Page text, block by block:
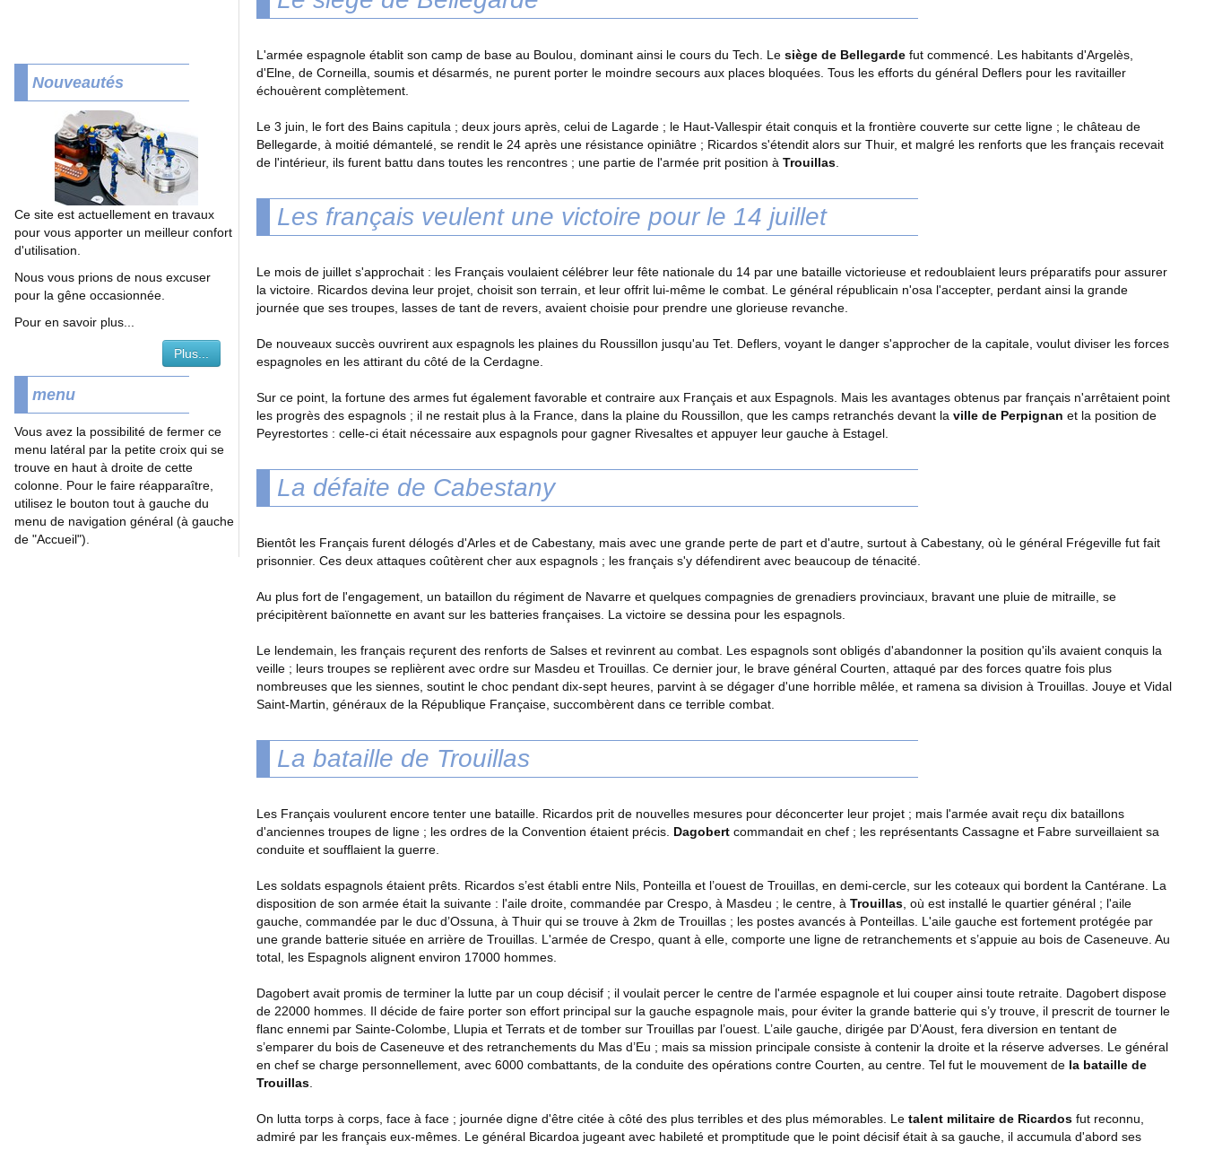
Nouveautés
Ce site est actuellement en travaux
pour vous apporter un meilleur confort
d'utilisation.
Nous vous prions de nous excuser
pour la gêne occasionnée.
Pour en savoir plus...
Plus...
menu
Vous avez la possibilité de fermer ce
menu latéral par la petite croix qui se
trouve en haut à droite de cette
colonne. Pour le faire réapparaître,
utilisez le bouton tout à gauche du
menu de navigation général (à gauche
de "Accueil").
L'armée espagnole établit son camp de base au Boulou, dominant ainsi le cours du Tech. Le siège de Bellegarde fut commencé. Les habitants d'Argelès,
d'Elne, de Corneilla, soumis et désarmés, ne purent porter le moindre secours aux places bloquées. Tous les efforts du général Deflers pour les ravitailler
échouèrent complètement.
Le 3 juin, le fort des Bains capitula ; deux jours après, celui de Lagarde ; le Haut-Vallespir était conquis et la frontière couverte sur cette ligne ; le château de
Bellegarde, à moitié démantelé, se rendit le 24 après une résistance opiniâtre ; Ricardos s'étendit alors sur Thuir, et malgré les renforts que les français recevait
de l'intérieur, ils furent battu dans toutes les rencontres ; une partie de l'armée prit position à Trouillas
Les français veulent une victoire pour le 14 juillet
Le mois de juillet s'approchait : les Français voulaient célébrer leur fête nationale du 14 par une bataille victorieuse et redoublaient leurs préparatifs pour assurer
la victoire. Ricardos devina leur projet, choisit son terrain, et leur offrit lui-même le combat. Le général républicain n'osa l'accepter, perdant ainsi la grande
journée que ses troupes, lasses de tant de revers, avaient choisie pour prendre une glorieuse revanche.
De nouveaux succès ouvrirent aux espagnols les plaines du Roussillon jusqu'au Tet. Deflers, voyant le danger s'approcher de la capitale, voulut diviser les forces
espagnoles en les attirant du côté de la Cerdagne.
Sur ce point, la fortune des armes fut également favorable et contraire aux Français et aux Espagnols. Mais les avantages obtenus par français n'arrêtaient point
les progrès des espagnols ; il ne restait plus à la France, dans la plaine du Roussillon, que les camps retranchés devant la ville de Perpignan et la position de
Peyrestortes : celle-ci était nécessaire aux espagnols pour gagner Rivesaltes et appuyer leur gauche à Estagel.
La défaite de Cabestany
Bientôt les Français furent délogés d'Arles et de Cabestany, mais avec une grande perte de part et d'autre, surtout à Cabestany, où le général Frégeville fut fait
prisonnier. Ces deux attaques coûtèrent cher aux espagnols ; les français s'y défendirent avec beaucoup de ténacité.
Au plus fort de l'engagement, un bataillon du régiment de Navarre et quelques compagnies de grenadiers provinciaux, bravant une pluie de mitraille, se
précipitèrent baïonnette en avant sur les batteries françaises. La victoire se dessina pour les espagnols.
Le lendemain, les français reçurent des renforts de Salses et revinrent au combat. Les espagnols sont obligés d'abandonner la position qu'ils avaient conquis la
veille ; leurs troupes se replièrent avec ordre sur Masdeu et Trouillas. Ce dernier jour, le brave général Courten, attaqué par des forces quatre fois plus
nombreuses que les siennes, soutint le choc pendant dix-sept heures, parvint à se dégager d'une horrible mêlée, et ramena sa division à Trouillas. Jouye et Vidal
Saint-Martin, généraux de la République Française, succombèrent dans ce terrible combat.
La bataille de Trouillas
Les Français voulurent encore tenter une bataille. Ricardos prit de nouvelles mesures pour déconcerter leur projet ; mais l'armée avait reçu dix bataillons
d'anciennes troupes de ligne ; les ordres de la Convention étaient précis. Dagobert commandait en chef ; les représentants Cassagne et Fabre surveillaient sa
conduite et soufflaient la guerre.
Les soldats espagnols étaient prêts. Ricardos s’est établi entre Nils, Ponteilla et l’ouest de Trouillas, en demi-cercle, sur les coteaux qui bordent la Cantérane. La
disposition de son armée était la suivante : l'aile droite, commandée par Crespo, à Masdeu ; le centre, à Trouillas , où est installé le quartier général ; l'aile
gauche, commandée par le duc d’Ossuna, à Thuir qui se trouve à 2km de Trouillas ; les postes avancés à Ponteillas. L'aile gauche est fortement protégée par
une grande batterie située en arrière de Trouillas. L'armée de Crespo, quant à elle, comporte une ligne de retranchements et s’appuie au bois de Caseneuve. Au
total, les Espagnols alignent environ 17000 hommes.
Dagobert avait promis de terminer la lutte par un coup décisif ; il voulait percer le centre de l'armée espagnole et lui couper ainsi toute retraite. Dagobert dispose
de 22000 hommes. Il décide de faire porter son effort principal sur la gauche espagnole mais, pour éviter la grande batterie qui s’y trouve, il prescrit de tourner le
flanc ennemi par Sainte-Colombe, Llupia et Terrats et de tomber sur Trouillas par l’ouest. L’aile gauche, dirigée par D’Aoust, fera diversion en tentant de
s’emparer du bois de Caseneuve et des retranchements du Mas d’Eu ; mais sa mission principale consiste à contenir la droite et la réserve adverses. Le général
en chef se charge personnellement, avec 6000 combattants, de la conduite des opérations contre Courten, au centre. Tel fut le mouvement de la bataille de
Trouillas
On lutta torps à corps, face à face ; journée digne d'être citée à côté des plus terribles et des plus mémorables. Le talent militaire de Ricardos fut reconnu,
admiré par les français eux-mêmes. Le général Bicardoa jugeant avec habileté et promptitude que le point décisif était à sa gauche, il accumula d'abord ses